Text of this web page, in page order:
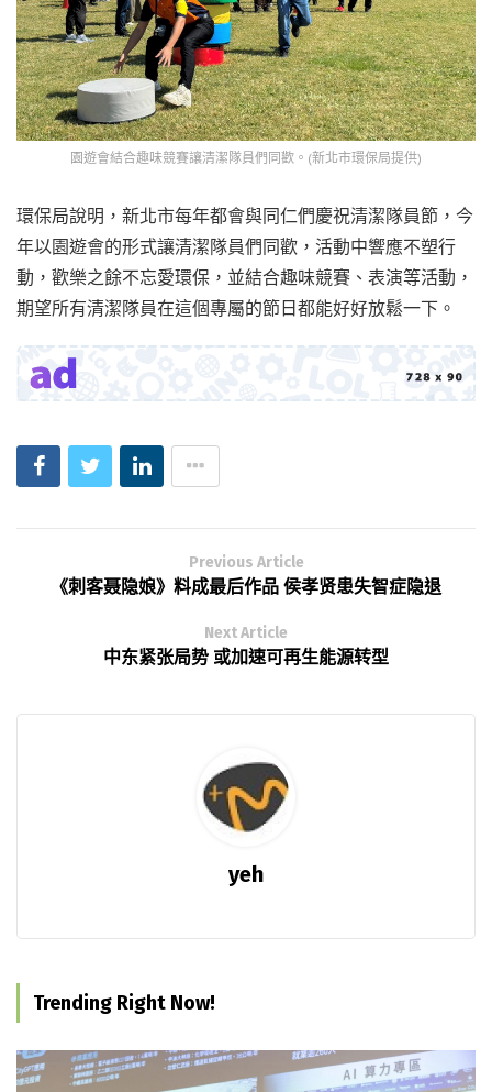
園遊會結合趣味競賽讓清潔隊員們同歡。(新北市環保局提供)
環保局說明，新北市每年都會與同仁們慶祝清潔隊員節，今
年以園遊會的形式讓清潔隊員們同歡，活動中響應不塑行
動，歡樂之餘不忘愛環保，並結合趣味競賽、表演等活動，
期望所有清潔隊員在這個專屬的節日都能好好放鬆一下。
Previous Article
《刺客聂隐娘》料成最后作品 侯孝贤患失智症隐退
Next Article
中东紧张局势 或加速可再生能源转型
yeh
Trending Right Now!